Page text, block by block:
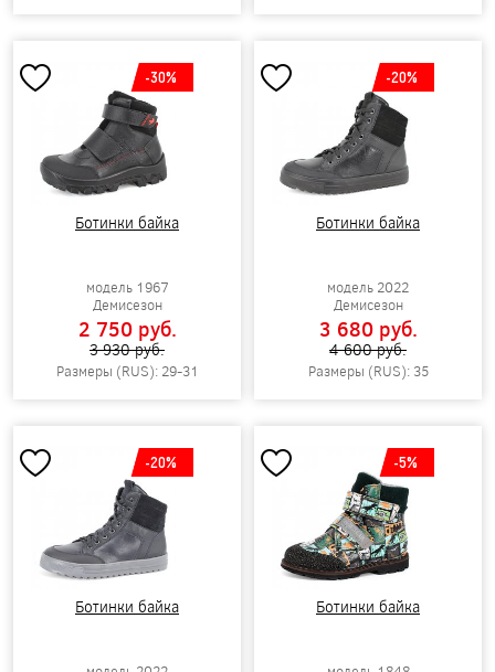
-30%
Ботинки байка
модель 1967
Демисезон
2 750 pуб.
3 930 pуб.
Размеры (RUS): 29-31
-20%
Ботинки байка
модель 2022
Демисезон
3 680 pуб.
4 600 pуб.
Размеры (RUS): 35
-20%
Ботинки байка
-5%
Ботинки байка